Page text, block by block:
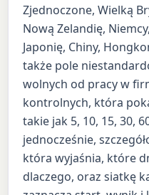
Zjednoczone, Wielką
Nową Zelandię,
Japonię, Chiny,
także pole
wolnych od pracy w
kontrolnych, która
takie jak 5, 10, 15, 30,
jednocześnie,
która wyjaśnia, które
dlaczego, oraz siatkę